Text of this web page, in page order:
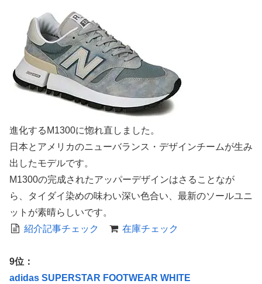
進化するM1300に惚れ直しました。
日本とアメリカのニューバランス・デザインチームが生み
出したモデルです。
M1300の完成されたアッパーデザインはさることなが
ら、タイダイ染めの味わい深い色合い、最新のソールユニ
ットが素晴らしいです。
紹介記事チェック
在庫チェック
9位：
adidas SUPERSTAR FOOTWEAR WHITE